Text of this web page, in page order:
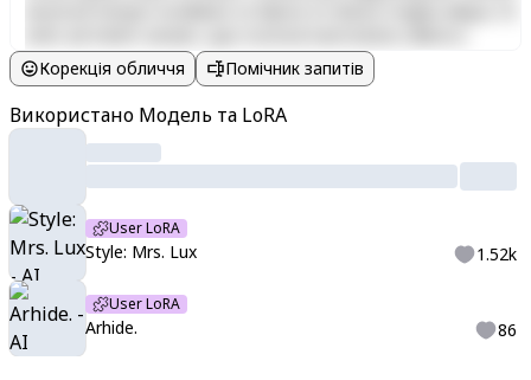
laboris nisi ut aliquip ex ea commodo consequat. Duis aute irure
dolor in reprehenderit in voluptate velit esse cillum dolore eu
fugiat nulla pariatur. Excepteur sint occaecat cupidatat non
proident, sunt in culpa qui officia deserunt mollit anim id est
Корекція обличчя Помічник запитів
Використано Модель та LoRA
User LoRA
Style: Mrs. Lux 1.52k
User LoRA
Arhide. 86